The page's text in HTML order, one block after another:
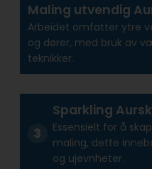
Maling utvendig
Arbeidet omfatter ytre
og dører, med bruk av
teknikker.
Sparkling
Essensielt for å
maling, dette
og ujevnheter.